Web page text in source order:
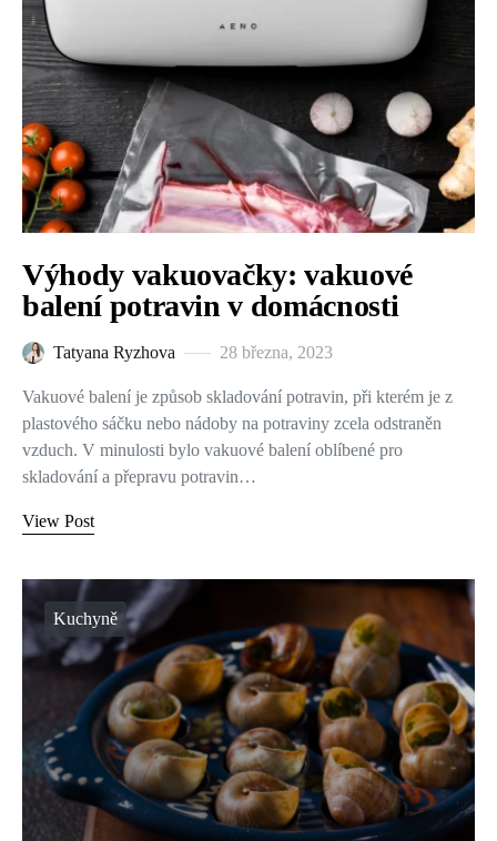
Výhody vakuovačky: vakuové
balení potravin v domácnosti
Tatyana Ryzhova 28 března, 2023
Vakuové balení je způsob skladování potravin, při kterém je z
plastového sáčku nebo nádoby na potraviny zcela odstraněn
vzduch. V minulosti bylo vakuové balení oblíbené pro
skladování a přepravu potravin…
View Post
Kuchyně